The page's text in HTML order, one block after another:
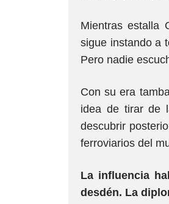
Mientras estalla
sigue instando a
Pero nadie
Con su era
idea de tirar de
descubrir
ferroviarios del
La influencia
desdén. La